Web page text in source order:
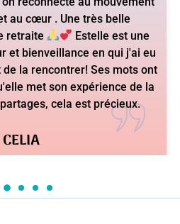
LAURA